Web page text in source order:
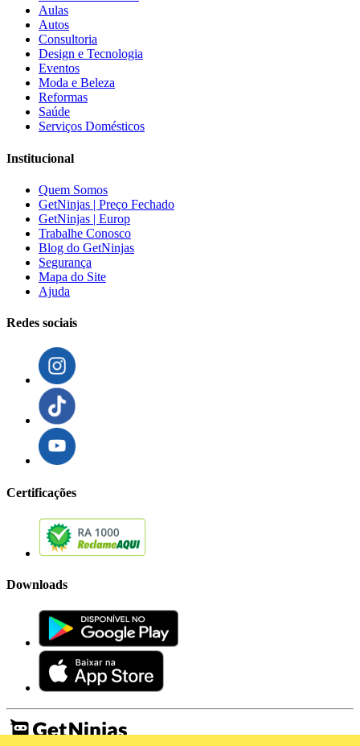
Aulas
Autos
Consultoria
Design e Tecnologia
Eventos
Moda e Beleza
Reformas
Saúde
Serviços Domésticos
Institucional
Quem Somos
GetNinjas | Preço Fechado
GetNinjas | Europ
Trabalhe Conosco
Blog do GetNinjas
Segurança
Mapa do Site
Ajuda
Redes sociais
Certificações
Downloads